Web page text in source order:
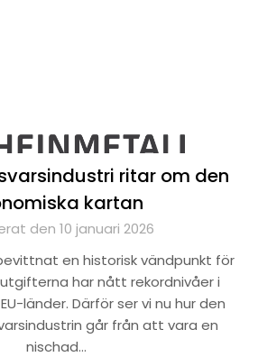
ritar om den
kartan
den 10 januari 2026
en historisk vändpunkt för
har nått rekordnivåer i
länder. Därför ser vi nu hur den
går från att vara en
nischad…